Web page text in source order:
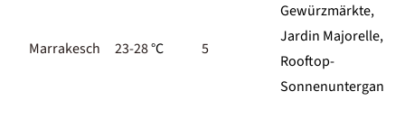
Marrakesch 23-28°C 5
Gewürzmärkte,
Jardin Majorelle,
Rooftop-
Sonnenuntergang